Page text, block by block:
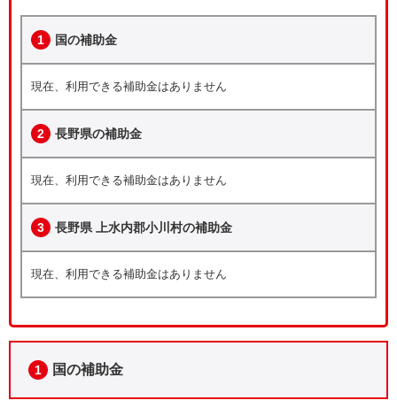
1 国の補助金
現在、利用できる補助金はありません
2 長野県の補助金
現在、利用できる補助金はありません
3 長野県 上水内郡小川村の補助金
現在、利用できる補助金はありません
1 国の補助金